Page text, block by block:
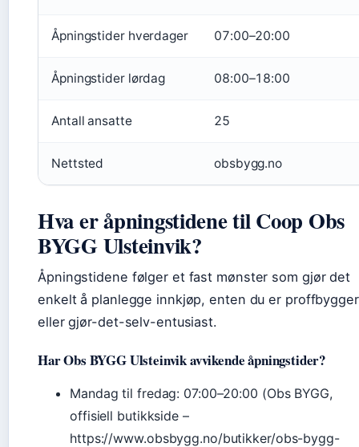
Åpningstider hverdager 07:00–20:00
Åpningstider lørdag 08:00–18:00
Antall ansatte 25
Nettsted obsbygg.no
Hva er åpningstidene til Coop Obs
BYGG Ulsteinvik?
Åpningstidene følger et fast mønster som gjør det
enkelt å planlegge innkjøp, enten du er proffbygger
eller gjør-det-selv-entusiast.
Har Obs BYGG Ulsteinvik avvikende åpningstider?
Mandag til fredag: 07:00–20:00 (Obs BYGG,
offisiell butikkside –
https://www.obsbygg.no/butikker/obs-bygg-